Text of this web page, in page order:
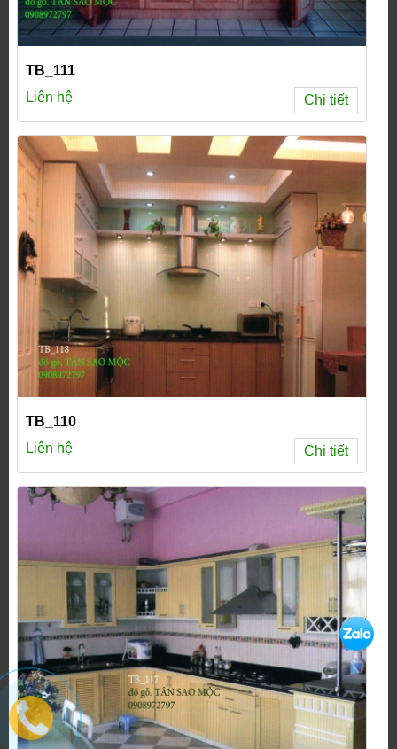
TB_111
Liên hệ
Chi tiết
TB_110
Liên hệ
Chi tiết